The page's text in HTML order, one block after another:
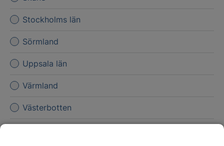
Stockholms län
Sörmland
Uppsala län
Värmland
Västerbotten